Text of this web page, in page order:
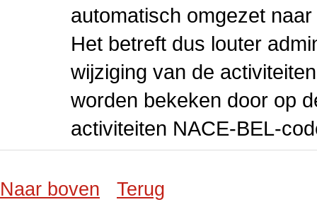
automatisch omgezet
Het betreft dus louter
wijziging van de
worden bekeken door op
activiteiten NACE-BEL-
Naar boven Terug